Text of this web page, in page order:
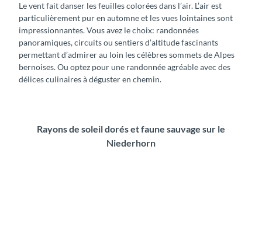
Le vent fait danser les feuilles colorées dans l’air. L’air est
particulièrement pur en automne et les vues lointaines sont
impressionnantes. Vous avez le choix: randonnées
panoramiques, circuits ou sentiers d’altitude fascinants
permettant d’admirer au loin les célèbres sommets de Alpes
bernoises. Ou optez pour une randonnée agréable avec des
délices culinaires à déguster en chemin.
Rayons de soleil dorés et faune sauvage sur le
Niederhorn